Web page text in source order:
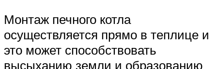
Монтаж печного котла
осуществляется прямо в теплице и
это может способствовать
высыханию земли и образованию